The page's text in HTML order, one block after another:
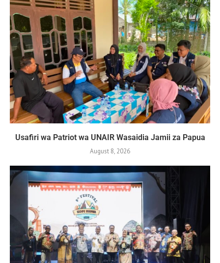
Usafiri wa Patriot wa UNAIR Wasaidia Jamii za Papua
August 8, 2026